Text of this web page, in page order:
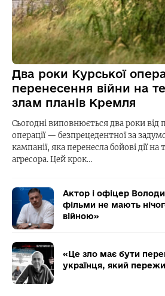
Два роки Курської
перенесення війни на
злам планів Кремля
Сьогодні виповнюється два роки від
операції — безпрецедентної за
кампанії, яка перенесла бойові дії
агресора. Цей крок…
Актор і офіцер
фільми не мають
війною»
«Це зло має бути
українця, який